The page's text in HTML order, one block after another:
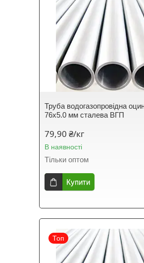
Труба водогазопровідна
76х5.0 мм сталева ВГП
79,90 ₴/кг
В наявності
Тільки оптом
Купити
Топ